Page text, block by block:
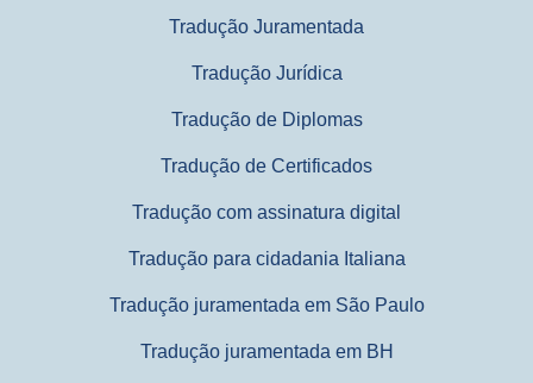
Tradução Juramentada
Tradução Jurídica
Tradução de Diplomas
Tradução de Certificados
Tradução com assinatura digital
Tradução para cidadania Italiana
Tradução juramentada em São Paulo
Tradução juramentada em BH